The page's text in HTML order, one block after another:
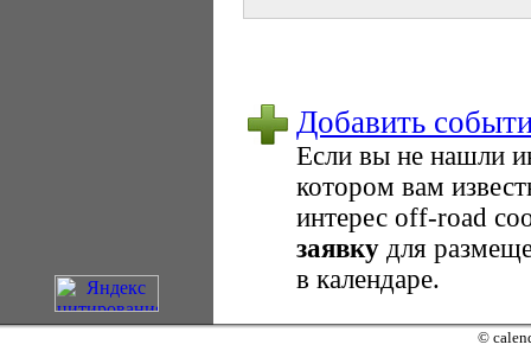
Добавить
Если вы не нашли
котором вам
интерес оff-road
заявку для
в календаре.
©